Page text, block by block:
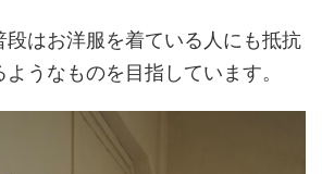
段はお洋服を着ている人にも抵抗
うなものを目指しています。